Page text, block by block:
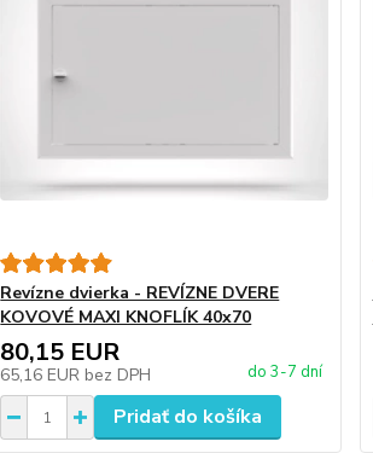
Revízne dvierka - REVÍZNE DVERE
KOVOVÉ MAXI KNOFLÍK 40x70
80,15 EUR
65,16 EUR bez DPH do 3-7 dní
Pridať do košíka